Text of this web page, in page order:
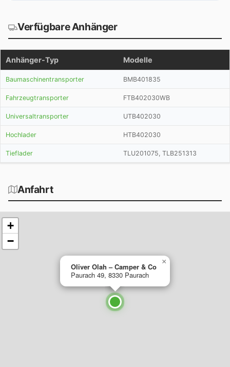
Verfügbare Anhänger
Anhänger-Typ Modelle
Baumaschinentransporter BMB401835
Fahrzeugtransporter FTB402030WB
Universaltransporter UTB402030
Hochlader HTB402030
Tieflader TLU201075, TLB251313
Anfahrt
Oliver Olah – Camper & Co
Paurach 49, 8330 Paurach
×
+
−